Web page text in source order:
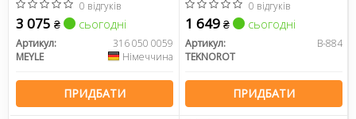
(F26) 2.0-3.0D 10-18
0 відгуків
3 075 ₴ сьогодні
Артикул:
316 050 0059
MEYLE
Німеччина
ПРИДБАТИ
F25,26 11- 0 відгуків
1 649 ₴ сьогодні
Артикул:
B-884
TEKNOROT
ПРИДБАТИ